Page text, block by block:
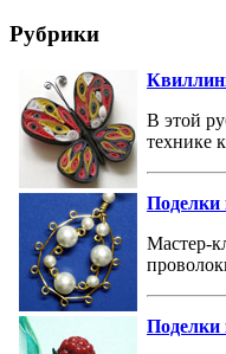
Рубрики
В этой
технике
Поделки
Мастер-
Поделки